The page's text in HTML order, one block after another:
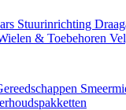
Stuurinrichting
& Toebehoren